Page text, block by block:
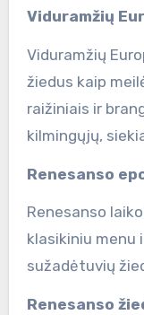
Viduramžių
Viduramžių
žiedus kaip
raižiniais ir
kilmingųjų,
Renesanso
Renesanso
klasikiniu
sužadėtuvių
Renesanso